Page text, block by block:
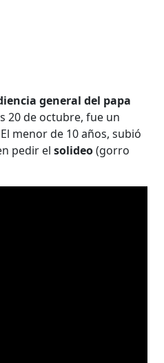
general del papa
20 de octubre, fue un
El menor de 10 años, subió
pedir el solideo(gorro